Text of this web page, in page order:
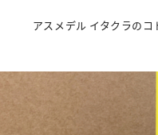
アスメデル イタクラのコ